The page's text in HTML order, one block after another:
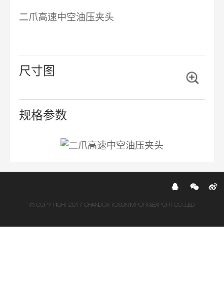
二爪高速中空油压夹头
尺寸图
规格参数
© COPY RIGHT 2017 CHANDOX TOSUN IMPORT&EXPORT CO.,LED